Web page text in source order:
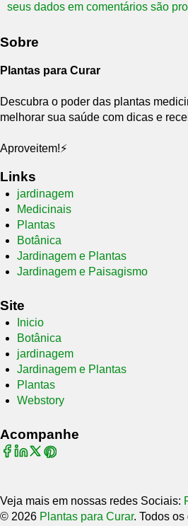
seus dados em comentários são
Sobre
Plantas para Curar
Descubra o poder das plantas
melhorar sua saúde com dicas e
Aproveitem!⚡
Links
jardinagem
Medicinais
Plantas
Botânica
Jardinagem e Plantas
Jardinagem e Paisagismo
Site
Inicio
Botânica
jardinagem
Jardinagem e Plantas
Plantas
Webstory
Acompanhe
Veja mais em nossas redes Sociais:
© 2026 Plantas para Curar. Todos